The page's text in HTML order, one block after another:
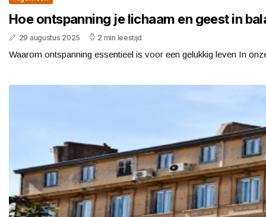
Hoe ontspanning je lichaam en geest in
29 augustus 2025 2 min leestijd
Waarom ontspanning essentieel is voor een gelukkig leven In